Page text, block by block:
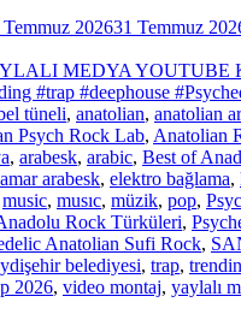
202631 Temmuz
MEDYA YOUTUBE
#trap #deephouse
tüneli, anatolian, anatolian
Psych Rock Lab, Anatolian
, arabesk, arabic, Best of
arabesk, elektro bağlama,
music, musıc, müzik, pop,
Rock Türküleri,
Anatolian Sufi Rock,
belediyesi, trap,
2026, video montaj, yaylalı